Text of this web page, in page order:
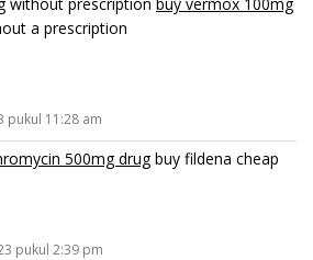
a prescription
pukul 11:28 am
500mg drugbuy fildena cheap
pukul 2:39 pm